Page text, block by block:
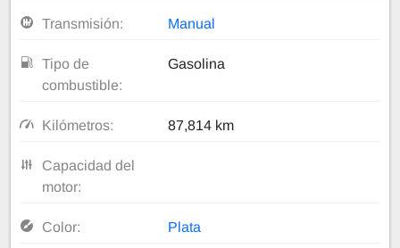
Transmisión: Manual
Tipo de
combustible:
Gasolina
Kilómetros: 87,814 km
Capacidad del
motor:
Color: Plata